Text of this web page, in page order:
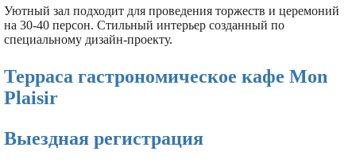
Уютный зал подходит для проведения торжеств и церемоний
на 30-40 персон. Стильный интерьер созданный по
специальному дизайн-проекту.
Терраса гастрономическое кафе Mon
Plaisir
Выездная регистрация